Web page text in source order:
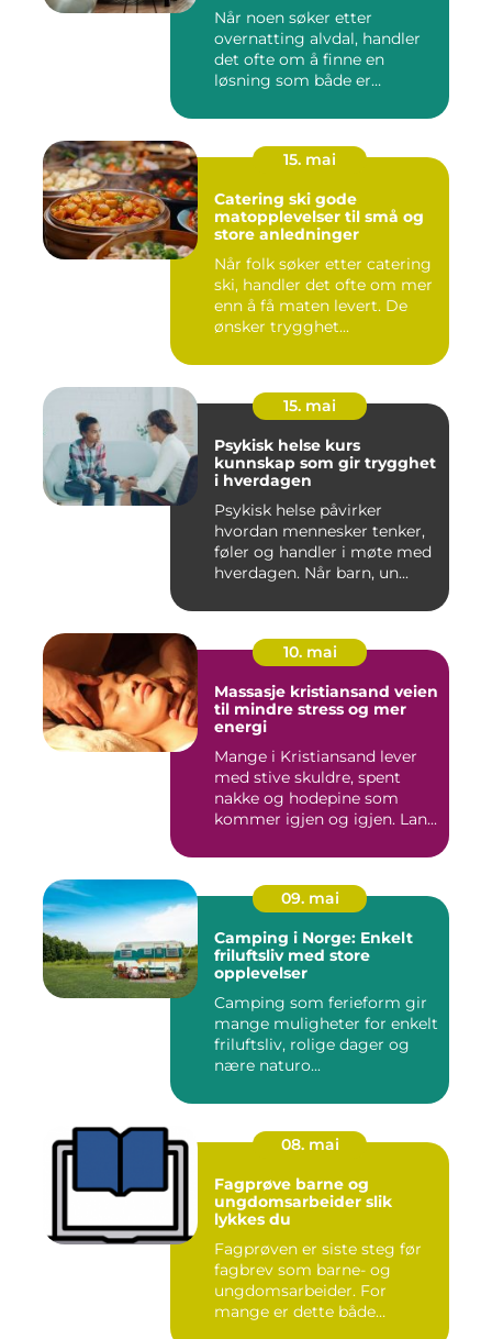
Når noen søker etter
overnatting alvdal, handler
det ofte om å finne en
løsning som både er
15. mai
Catering ski gode
matopplevelser til små og
store anledninger
Når folk søker etter catering
ski, handler det ofte om mer
enn å få maten levert. De
ønsker trygghet...
15. mai
Psykisk helse kurs
kunnskap som gir trygghet
i hverdagen
Psykisk helse påvirker
hvordan mennesker tenker,
føler og handler i møte med
hverdagen. Når barn, un...
10. mai
Massasje kristiansand veien
til mindre stress og mer
energi
Mange i Kristiansand lever
med stive skuldre, spent
nakke og hodepine som
kommer igjen og igjen. Lan...
09. mai
Camping i Norge: Enkelt
friluftsliv med store
opplevelser
Camping som ferieform gir
mange muligheter for enkelt
friluftsliv, rolige dager og
nære naturo...
08. mai
Fagprøve barne og
ungdomsarbeider slik
lykkes du
Fagprøven er siste steg før
fagbrev som barne- og
ungdomsarbeider. For
mange er dette både